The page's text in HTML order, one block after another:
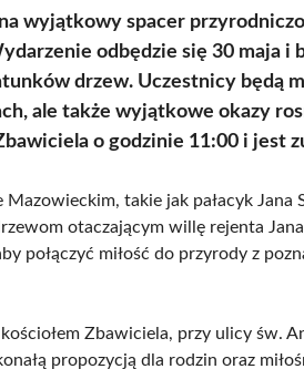
wyjątkowy spacer
odbędzie się 30 maja i
drzew. Uczestnicy będą
ale także wyjątkowe okazy
o godzinie 11:00 i jest
takie jak pałacyk Jana
otaczającym willę rejenta
połączyć miłość do przyrody z
Zbawiciela, przy ulicy św.
propozycją dla rodzin oraz